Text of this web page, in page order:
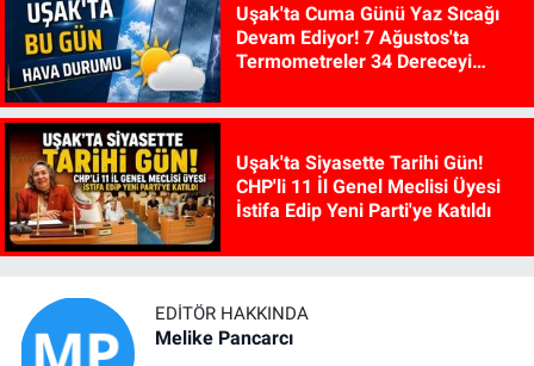
Uşak'ta Cuma Günü Yaz Sıcağı
Devam Ediyor! 7 Ağustos'ta
Termometreler 34 Dereceyi
Uşak'ta Siyasette Tarihi Gün!
CHP'li 11 İl Genel Meclisi Üyesi
İstifa Edip Yeni Parti'ye Katıldı
EDITÖR HAKKINDA
Melike Pancarcı